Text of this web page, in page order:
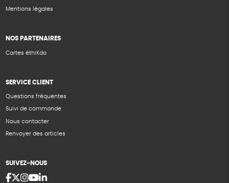
Mentions légales
NOS PARTENAIRES
Cartes éthiKdo
SERVICE CLIENT
Questions fréquentes
Suivi de commande
Nous contacter
Renvoyer des articles
SUIVEZ-NOUS